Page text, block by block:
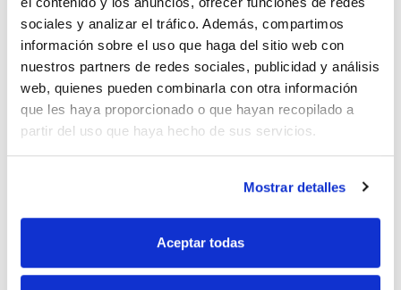
sociales y analizar el tráfico. Además, compartimos
información sobre el uso que haga del sitio web con
nuestros partners de redes sociales, publicidad y análisis
web, quienes pueden combinarla con otra información
que les haya proporcionado o que hayan recopilado a
partir del uso que haya hecho de sus servicios.
Mostrar detalles
Aceptar todas
10% de descuento
con tu primera compra.
Apúntatea nuestra newsletter para recibir nuestrasofertasy
en tu primera compra.